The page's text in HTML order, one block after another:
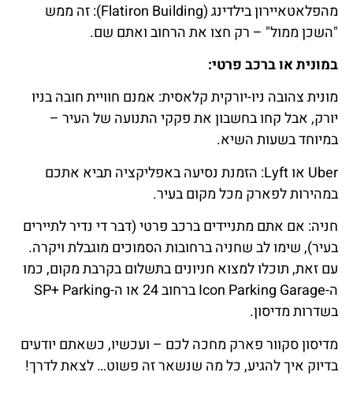
מהפלאטאיירון בילדינג (Flatiron Building): זה ממש
"השכן ממול" – רק חצו את הרחוב ואתם שם.
במונית או ברכב פרטי:
מונית צהובה ניו-יורקית קלאסית: אמנם חוויית חובה בניו
יורק, אבל קחו בחשבון את פקקי התנועה של העיר –
במיוחד בשעות השיא.
Uber או Lyft: הזמנת נסיעה באפליקציה תביא אתכם
במהירות לפארק מכל מקום בעיר.
חניה: אם אתם מתניידים ברכב פרטי (דבר די נדיר לתיירים
בעיר), שימו לב שחניה ברחובות הסמוכים מוגבלת ויקרה.
עם זאת, תוכלו למצוא חניונים בתשלום בקרבת מקום, כמו
ה-Icon Parking Garage ברחוב 24 או ה-SP+ Parking
בשדרות מדיסון.
מדיסון סקוור פארק מחכה לכם – ועכשיו, כשאתם יודעים
בדיוק איך להגיע, כל מה שנשאר זה פשוט… לצאת לדרך!